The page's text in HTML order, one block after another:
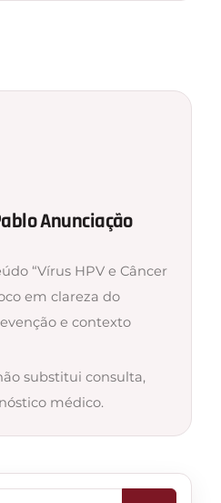
Anunciação
“Vírus HPV e Câncer
em clareza do
e contexto
substitui consulta,
médico.